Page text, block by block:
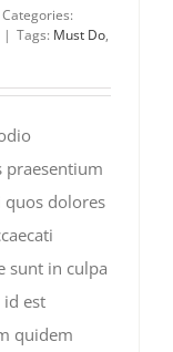
Categories:
| Tags: Must Do,
praesentium
dolores
sunt in culpa
est
quidem